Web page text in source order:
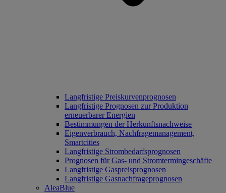
Langfristige Preiskurvenprognosen
Langfristige Prognosen zur Produktion
erneuerbarer Energien
Bestimmungen der Herkunftsnachweise
Eigenverbrauch, Nachfragemanagement,
Smartcities
Langfristige Strombedarfsprognosen
Prognosen für Gas- und Stromtermingeschäfte
Langfristige Gaspreisprognosen
Langfristige Gasnachfrageprognosen
AleaBlue